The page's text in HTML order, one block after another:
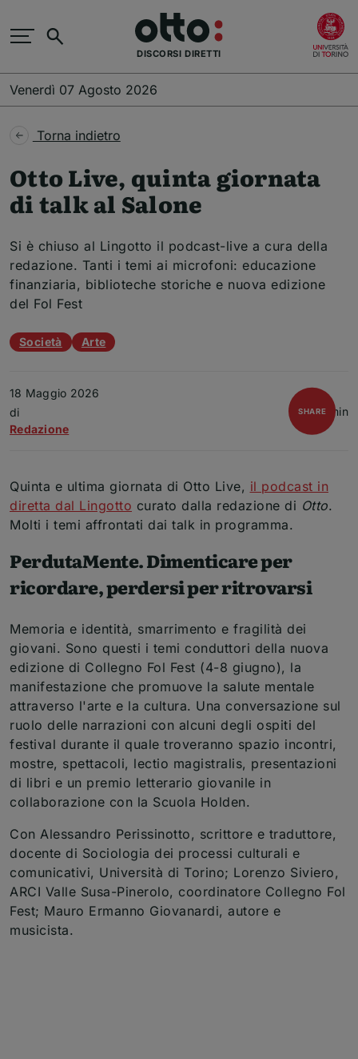
Salta al contenuto principale
DISCORSI DIRETTI
Venerdì 07 Agosto 2026
Torna indietro
Otto Live, quinta giornata
di talk al Salone
Si è chiuso al Lingotto il podcast-live a cura della
redazione. Tanti i temi ai microfoni: educazione
finanziaria, biblioteche storiche e nuova edizione
del Fol Fest
Società Arte
18 Maggio 2026
Articolo
di
Redazione
2 min
open
SHARE
Quinta e ultima giornata di Otto Live, il podcast in
diretta dal Lingotto curato dalla redazione di Otto.
Molti i temi affrontati dai talk in programma.
PerdutaMente. Dimenticare per
ricordare, perdersi per ritrovarsi
Memoria e identità, smarrimento e fragilità dei
giovani. Sono questi i temi conduttori della nuova
edizione di Collegno Fol Fest (4-8 giugno), la
manifestazione che promuove la salute mentale
attraverso l'arte e la cultura. Una conversazione sul
ruolo delle narrazioni con alcuni degli ospiti del
festival durante il quale troveranno spazio incontri,
mostre, spettacoli, lectio magistralis, presentazioni
di libri e un premio letterario giovanile in
collaborazione con la Scuola Holden.
Con Alessandro Perissinotto, scrittore e traduttore,
docente di Sociologia dei processi culturali e
comunicativi, Università di Torino; Lorenzo Siviero,
ARCI Valle Susa-Pinerolo, coordinatore Collegno Fol
Fest; Mauro Ermanno Giovanardi, autore e
musicista.